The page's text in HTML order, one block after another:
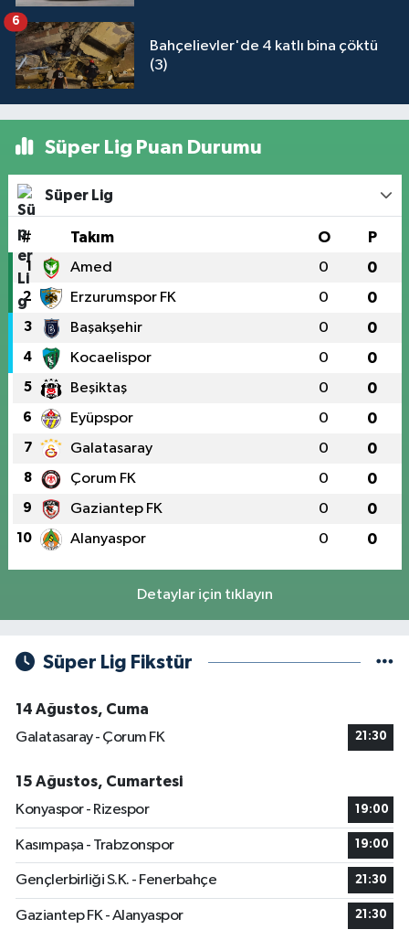
Bahçelievler'de 4 katlı bina çöktü
(3)
6
Süper Lig Puan Durumu
Süper Lig
# Takım O P
1 Amed 0 0
2 Erzurumspor FK 0 0
3 Başakşehir 0 0
4 Kocaelispor 0 0
5 Beşiktaş 0 0
6 Eyüpspor 0 0
7 Galatasaray 0 0
8 Çorum FK 0 0
9 Gaziantep FK 0 0
10 Alanyaspor 0 0
Detaylar için tıklayın
Süper Lig Fikstür
14 Ağustos, Cuma
Galatasaray - Çorum FK
21:30
15 Ağustos, Cumartesi
Konyaspor - Rizespor
19:00
Kasımpaşa - Trabzonspor 19:00
Gençlerbirliği S.K. - Fenerbahçe 21:30
Gaziantep FK - Alanyaspor 21:30